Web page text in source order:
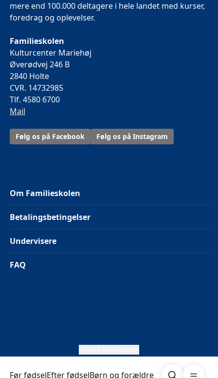
Før fødselEfter fødselBørn og forældre Søg
mere end 100.000 deltagere i hele landet med kurser,
foredrag og oplevelser.
Familieskolen
Kulturcenter Mariehøj
Øverødvej 246 B
2840 Holte
CVR. 14732985
Tlf. 4580 6700
Mail
Følg os på Facebook Følg os på Instagram
Om Familieskolen
Betalingsbetingelser
Undervisere
FAQ